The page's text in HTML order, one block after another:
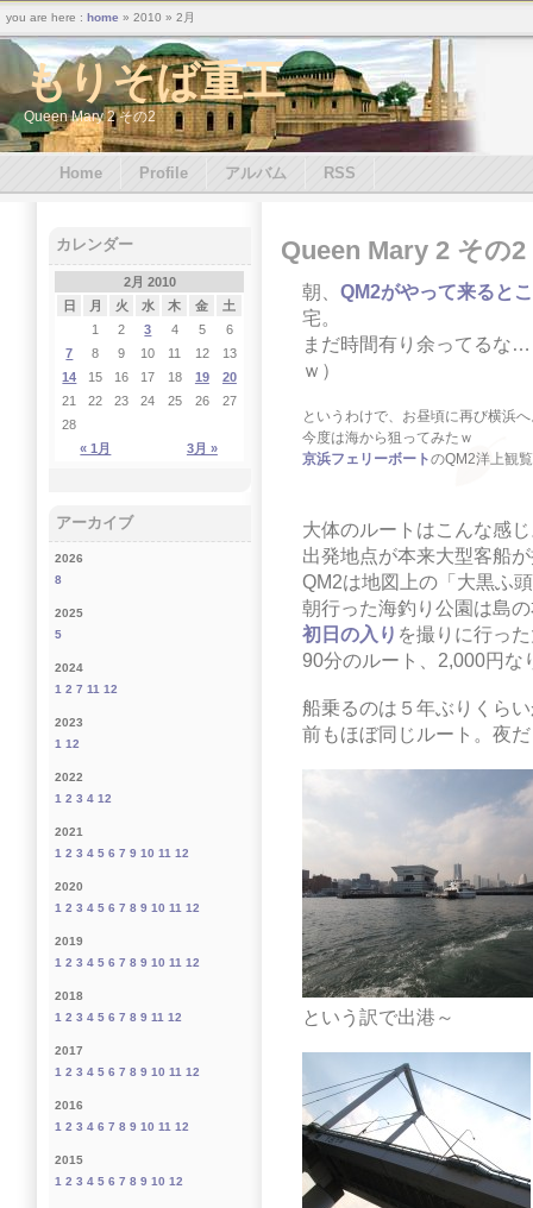
もりそば重工
Queen Mary 2 その2
Queen Mary 2 その2
朝、 QM2がやって来ると
宅。
まだ時間有り余ってるな
ｗ）
というわけで、お昼頃に再び横浜
今度は海から狙ってみたｗ
京浜フェリーボートのQM2洋上観
大体のルートはこんな感
出発地点が本来大型客船
QM2は地図上の「大黒ふ
朝行った海釣り公園は島
初日の入り を撮りに行っ
90分のルート、2,000円な
船乗るのは５年ぶりくら
前もほぼ同じルート。夜
という訳で出港～
カレンダー
2月 2010
日
月 火 水 木 金 土
« 1月 3月 »
1 2 3 4 5
6
7
8 9 10 11 12
13
14
15 16 17 18 19
20
21
22 23 24 25 26
27
28
アーカイブ
2026
8
2025
5
2024
1 2 7 11 12
2023
1 12
2022
1 2 3 4 12
2021
1 2 3 4 5 6 7 9 10 11 12
2020
1 2 3 4 5 6 7 8 9 10 11 12
2019
1 2 3 4 5 6 7 8 9 10 11 12
2018
1 2 3 4 5 6 7 8 9 11 12
2017
1 2 3 4 5 6 7 8 9 10 11 12
2016
1 2 3 4 6 7 8 9 10 11 12
2015
1 2 3 4 5 6 7 8 9 10 12
Home Profile アルバム RSS
you are here : home » 2010 » 2月